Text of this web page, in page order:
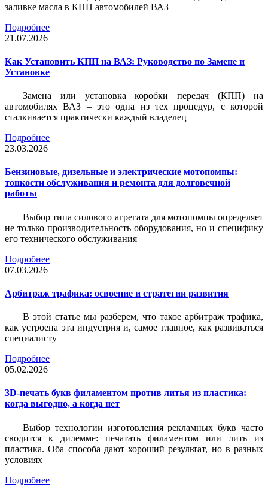
заливке масла в КПП автомобилей ВАЗ
Подробнее
21.07.2026
Как Установить КПП на ВАЗ: Руководство по Замене и
Установке
Замена или установка коробки передач (КПП) на
автомобилях ВАЗ – это одна из тех процедур, с которой
сталкивается практически каждый владелец
Подробнее
23.03.2026
Бензиновые, дизельные и электрические мотопомпы:
тонкости обслуживания и ремонта для долговечной
работы
Выбор типа силового агрегата для мотопомпы определяет
не только производительность оборудования, но и специфику
его технического обслуживания
Подробнее
07.03.2026
Арбитраж трафика: освоение и стратегии развития
В этой статье мы разберем, что такое арбитраж трафика,
как устроена эта индустрия и, самое главное, как развиваться
специалисту
Подробнее
05.02.2026
3D-печать букв филаментом против литья из пластика:
когда выгодно, а когда нет
Выбор технологии изготовления рекламных букв часто
сводится к дилемме: печатать филаментом или лить из
пластика. Оба способа дают хороший результат, но в разных
условиях
Подробнее